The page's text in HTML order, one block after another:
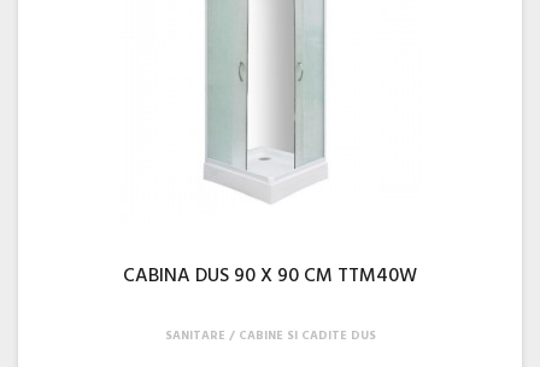
CABINA DUS 90 X 90 CM TTM40W
SANITARE CABINE SI CADITE DUS